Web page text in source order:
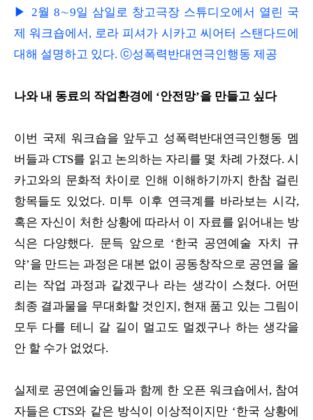
▶ 2월 8∼9일 삼일로 창고극장 스튜디오에서 열린 국
제 워크숍에서, 로라 피셔가 시카고 씨어터 스탠다드에
대해 설명하고 있다. ⓒ성폭력반대연극인행동 제공
나와 내 동료의 작업환경에 ‘안전망’을 만들고 싶다
이번 국제 워크숍을 앞두고 성폭력반대연극인행동 멤
버들과 CTS를 읽고 논의하는 자리를 몇 차례 가졌다. 시
카고와의 문화적 차이로 인해 이해하기까지 한참 걸린
항목들도 있었다. 미투 이후 연극계를 바라보는 시각,
혹은 자신이 처한 상황에 따라서 이 자료를 읽어내는 방
식은 다양했다. 문득 앞으로 ‘한국 공연예술 자치 규
약’을 만드는 과정은 대본 없이 공동창작으로 공연을 올
리는 작업 과정과 같겠구나 라는 생각이 스쳤다. 어떤
최종 결과물을 무대화할 것인지, 현재 품고 있는 그림이
모두 다를 테니 갈 길이 멀고도 멀겠구나 하는 생각을
안 할 수가 없었다.
실제로 공연예술인들과 함께 한 오픈 워크숍에서, 참여
자들은 CTS와 같은 방식이 이상적이지만 ‘한국 상황에